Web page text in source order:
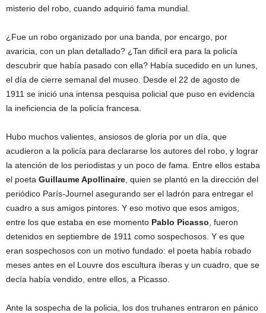
misterio del robo, cuando adquirió fama mundial.
¿Fue un robo organizado por una banda, por encargo, por
avaricia, con un plan detallado? ¿Tan dificil era para la policía
descubrir que había pasado con ella? Había sucedido en un lunes,
el día de cierre semanal del museo. Desde el 22 de agosto de
1911 se inició una intensa pesquisa policial que puso en evidencia
la ineficiencia de la policía francesa.
Hubo muchos valientes, ansiosos de gloria por un día, que
acudieron a la policía para declararse los autores del robo, y lograr
la atención de los periodistas y un poco de fama. Entre ellos estaba
el poeta Guillaume Apollinaire , quien se plantó en la dirección del
periódico París-Journel asegurando ser el ladrón para entregar el
cuadro a sus amigos pintores. Y eso motivo que esos amigos,
entre los que estaba en ese momento Pablo Picasso , fueron
detenidos en septiembre de 1911 como sospechosos. Y es que
eran sospechosos con un motivo fundado: el poeta había robado
meses antes en el Louvre dos escultura íberas y un cuadro, que se
decía había vendido, entre ellos, a Picasso.
Ante la sospecha de la policia, los dos truhanes entraron en pánico